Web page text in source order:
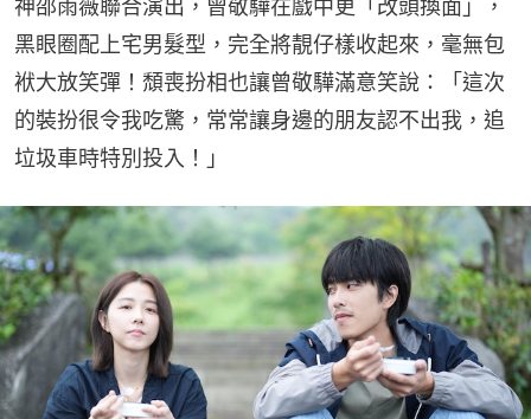
神邵雨薇聯合演出，曾敬驊在戲中更「改頭換面」，
黑眼圈配上宅男髮型，完全將靚仔樣收起來，毫無包
袱大放笑彈！頹喪扮相也讓曾敬驊滿意笑說：「這次
的裝扮很令我吃驚，常常讓身邊的朋友認不出我，追
垃圾車時特別投入！」